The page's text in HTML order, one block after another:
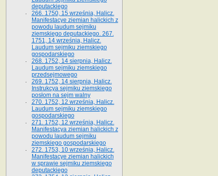
deputackiego
266. 1750, 15 września, Halicz.
Manifestacye ziemian halickich z
powodu laudum sejmiku
ziemskiego deputackiego. 267.
1751, 14 września, Halicz.
Laudum sejmiku ziemskiego
gospodarskiego
268. 1752, 14 sierpnia, Halicz.
Laudum sejmiku ziemskiego
przedsejmowego
269. 1752, 14 sierpnia, Halicz.
Instrukcya sejmiku ziemskiego
posłom na sejm walny
270. 1752, 12 września, Halicz.
Laudum sejmiku ziemskiego
gospodarskiego
271. 1752, 12 września, Halicz.
Manifestacya ziemian halickich z
powodu laudum sejmiku
ziemskiego gospodarskiego
272. 1753, 10 września, Halicz.
Manifestacye ziemian halickich
w sprawie sejmiku ziemskiego
deputackiego